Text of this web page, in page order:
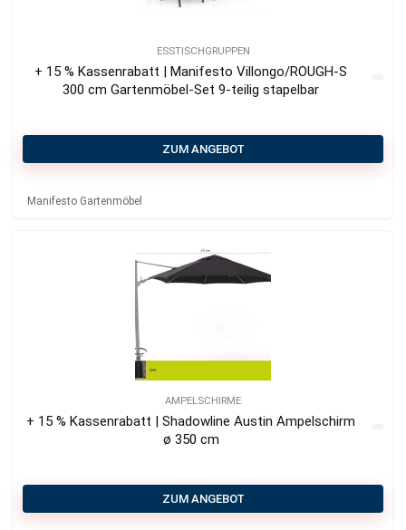
ESSTISCHGRUPPEN
+ 15 % Kassenrabatt | Manifesto Villongo/ROUGH-S
300 cm Gartenmöbel-Set 9-teilig stapelbar
ZUM ANGEBOT
Manifesto Gartenmöbel
AMPELSCHIRME
+ 15 % Kassenrabatt | Shadowline Austin Ampelschirm
ø 350 cm
ZUM ANGEBOT